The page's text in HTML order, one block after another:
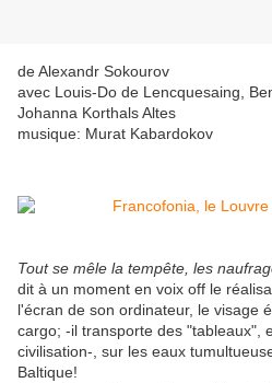
de Alexandr Sokourov
avec Louis-Do de Lencquesaing,
Johanna Korthals Altes
musique: Murat Kabardokov
Tout se mêle la tempête, les
dit à un moment en voix off le
l'écran de son ordinateur, le visage
cargo; -il transporte des "tableaux",
civilisation-, sur les eaux
Baltique!